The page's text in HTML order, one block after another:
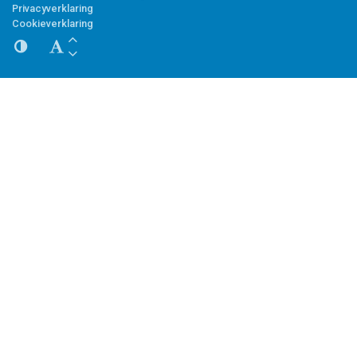
Privacyverklaring
Cookieverklaring